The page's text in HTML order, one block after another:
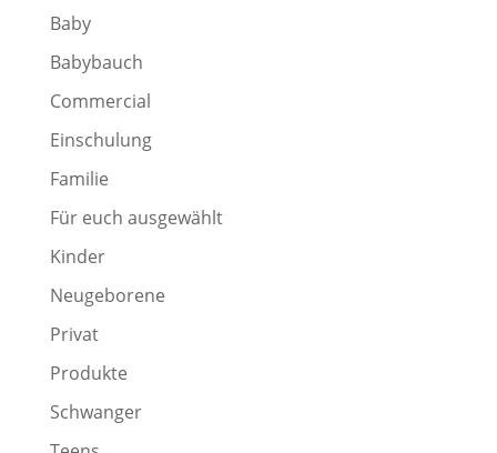
Baby
Babybauch
Commercial
Einschulung
Familie
Für euch ausgewählt
Kinder
Neugeborene
Privat
Produkte
Schwanger